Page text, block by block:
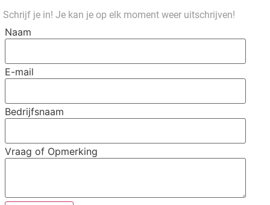
Schrijf je in! Je kan je op elk moment weer uitschrijven!
Naam
E-mail
Bedrijfsnaam
Vraag of Opmerking